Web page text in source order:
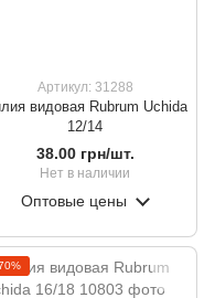
Артикул: 31288
видовая Rubrum Uchida
12/14
38.00 грн/шт.
Нет в наличии
Оптовые цены